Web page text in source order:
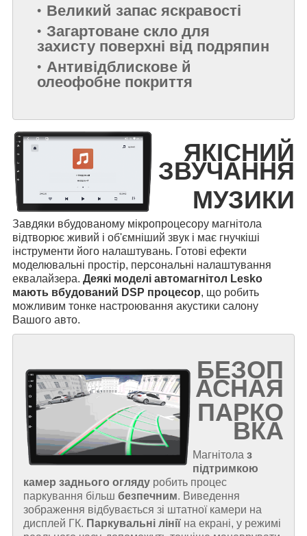
Великий запас яскравості
Загартоване скло для
захисту поверхні від подряпин
Антивідблискове й
олеофобне покриття
ЯКІСНИЙ
ЗВУЧАННЯ
МУЗИКИ
Завдяки вбудованому мікропроцесору магнітола
відтворює живий і об'ємніший звук і має гнучкіші
інструменти його налаштувань. Готові ефекти
моделювальні простір, персональні налаштування
еквалайзера. Деякі моделі автомагнітол Lesko
мають вбудований DSP процесор, що робить
можливим тонке настроювання акустики салону
Вашого авто.
БЕЗОП
АСНАЯ
ПАРКО
ВКА
Магнітола з
підтримкою
камер заднього огляду робить процес
паркування більш безпечним. Виведення
зображення відбувається зі штатної камери на
дисплей ГК. Паркувальні лінії на екрані, у режимі